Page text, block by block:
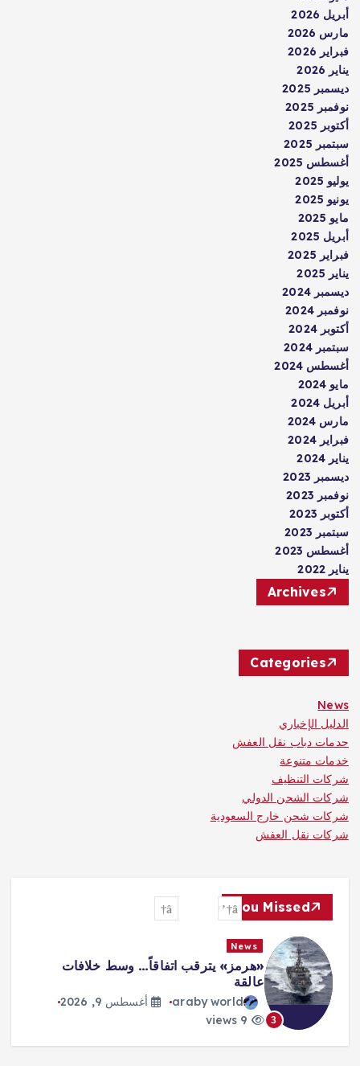
أبريل 2026
مارس 2026
فبراير 2026
يناير 2026
ديسمبر 2025
نوفمبر 2025
أكتوبر 2025
سبتمبر 2025
أغسطس 2025
يوليو 2025
يونيو 2025
مايو 2025
أبريل 2025
فبراير 2025
يناير 2025
ديسمبر 2024
نوفمبر 2024
أكتوبر 2024
سبتمبر 2024
أغسطس 2024
مايو 2024
أبريل 2024
مارس 2024
فبراير 2024
يناير 2024
ديسمبر 2023
نوفمبر 2023
أكتوبر 2023
سبتمبر 2023
أغسطس 2023
يناير 2022
Archives
Categories
News
الدليل الإخباري
حدمات دباب نقل العفش
خدمات متنوعة
شركات التنظيف
شركات الشحن الدولي
شركات شحن خارج السعودية
شركات نقل العفش
You Missed
4
News
مونديال الرياضات الإلكترونية: «كوايشو
غيمينغ» ينتزع لقب «أونر أوف كينغز»
araby world
أغسطس 9, 2026
10 views